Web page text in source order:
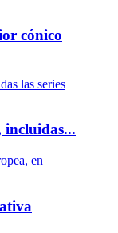
cónico
incluidas...